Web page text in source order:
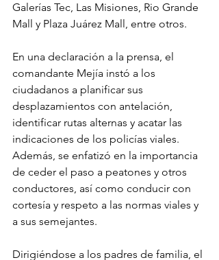
Galerías Tec, Las Misiones, Rio Grande
Mall y Plaza Juárez Mall, entre otros.
En una declaración a la prensa, el
comandante Mejía instó a los
ciudadanos a planificar sus
desplazamientos con antelación,
identificar rutas alternas y acatar las
indicaciones de los policías viales.
Además, se enfatizó en la importancia
de ceder el paso a peatones y otros
conductores, así como conducir con
cortesía y respeto a las normas viales y
a sus semejantes.
Dirigiéndose a los padres de familia, el